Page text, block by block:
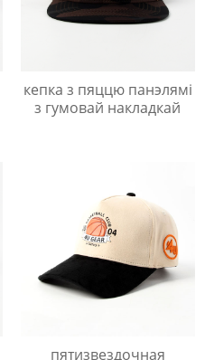
кепка з пяццю панэлямі
з гумовай накладкай
пятизвездочная